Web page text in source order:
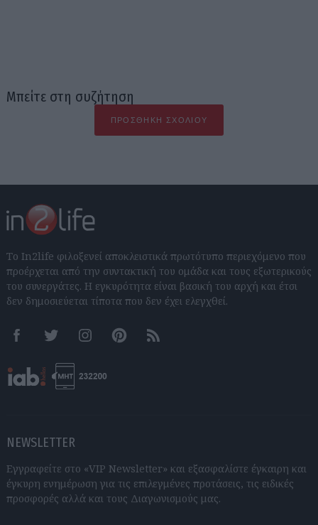
Μπείτε στη συζήτηση
ΠΡΟΣΘΉΚΗ ΣΧΟΛΊΟΥ
Το In2life φιλοξενεί αποκλειστικά πρωτότυπο περιεχόμενο που
προέρχεται από την συντακτική του ομάδα και τους εξωτερικούς
του συνεργάτες. Η εγκυρότητα είναι βασική του αρχή και έτσι
δεν δημοσιεύεται τίποτα που δεν έχει ελεγχθεί.
FacebookTwitter InstagramPinterestRSS feeds
NEWSLETTER
Εγγραφείτε στο «VIP Newsletter» και εξασφαλίστε έγκαιρη και
έγκυρη ενημέρωση για τις επιλεγμένες προτάσεις, τις ειδικές
προσφορές αλλά και τους Διαγωνισμούς μας.